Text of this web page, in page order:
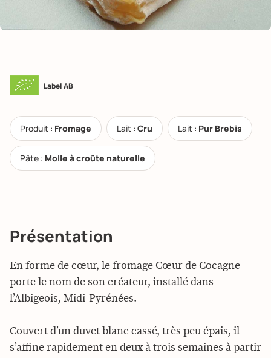
Label AB
Produit : Fromage Lait : Cru Lait : Pur Brebis
Pâte : Molle à croûte naturelle
Présentation
En forme de cœur, le fromage Cœur de Cocagne
porte le nom de son créateur, installé dans
l’Albigeois, Midi-Pyrénées.
Couvert d’un duvet blanc cassé, très peu épais, il
s’affine rapidement en deux à trois semaines à partir